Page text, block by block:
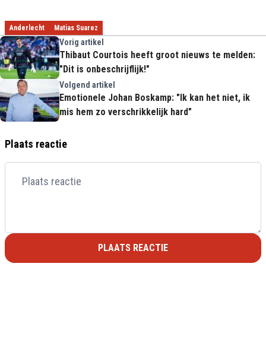
Anderlecht Matias Suarez
Vorig artikel
Thibaut Courtois heeft groot nieuws te melden:
"Dit is onbeschrijflijk!"
Volgend artikel
Emotionele Johan Boskamp: "Ik kan het niet, ik
mis hem zo verschrikkelijk hard"
Plaats reactie
PLAATS REACTIE